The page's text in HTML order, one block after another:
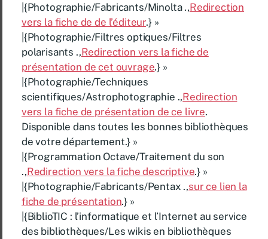
|{Photographie/Fabricants/Minolta .,Redirection
vers la fiche de de l’éditeur.} »
|{Photographie/Filtres optiques/Filtres
polarisants .,Redirection vers la fiche de
présentation de cet ouvrage.} »
|{Photographie/Techniques
scientifiques/Astrophotographie .,Redirection
vers la fiche de présentation de ce livre.
Disponible dans toutes les bonnes bibliothèques
de votre département.} »
|{Programmation Octave/Traitement du son
.,Redirection vers la fiche descriptive.} »
|{Photographie/Fabricants/Pentax .,sur ce lien la
fiche de présentation.} »
|{BiblioTIC : l’informatique et l’Internet au service
des bibliothèques/Les wikis en bibliothèques